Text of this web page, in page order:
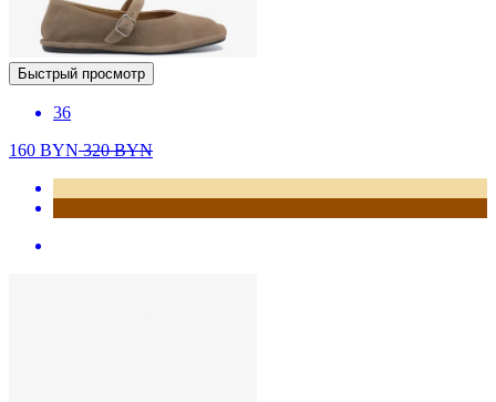
Быстрый просмотр
36
160 BYN320BYN